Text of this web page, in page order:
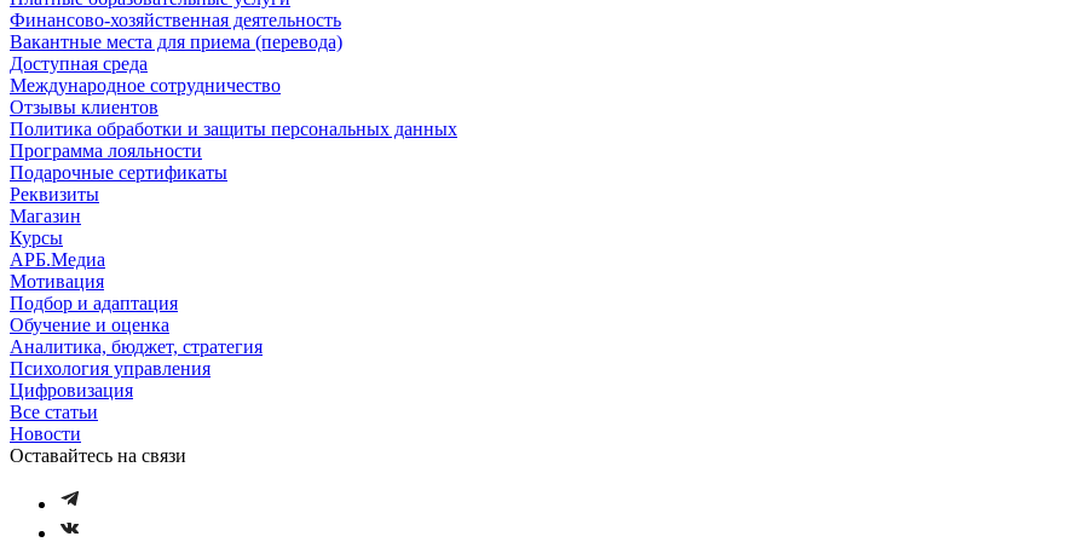
Финансово-хозяйственная деятельность
Вакантные места для приема (перевода)
Доступная среда
Международное сотрудничество
Отзывы клиентов
Политика обработки и защиты персональных данных
Программа лояльности
Подарочные сертификаты
Реквизиты
Магазин
Курсы
АРБ.Медиа
Мотивация
Подбор и адаптация
Обучение и оценка
Аналитика, бюджет, стратегия
Психология управления
Цифровизация
Все статьи
Новости
Оставайтесь на связи